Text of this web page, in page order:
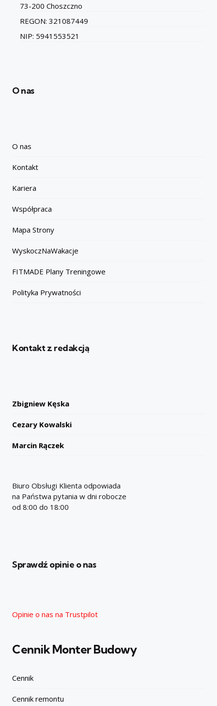
73-200 Choszczno
REGON: 321087449
NIP: 5941553521
O nas
O nas
Kontakt
Kariera
Współpraca
Mapa Strony
WyskoczNaWakacje
FITMADE Plany Treningowe
Polityka Prywatności
Kontakt z redakcją
Zbigniew Kęska
Cezary Kowalski
Marcin Rączek
Biuro Obsługi Klienta odpowiada
na Państwa pytania w dni robocze
od 8:00 do 18:00
Sprawdź opinie o nas
Opinie o nas na Trustpilot
Cennik Monter Budowy
Cennik
Cennik remontu